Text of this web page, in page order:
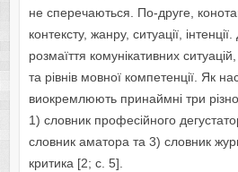
не сперечаються. По-друге,
контексту, жанру, ситуації,
розмаїття комунікативних
та рівнів мовної компетенції. Як
виокремлюють принаймні три
1) словник професійного
словник аматора та 3) словник
критика [2; c. 5].